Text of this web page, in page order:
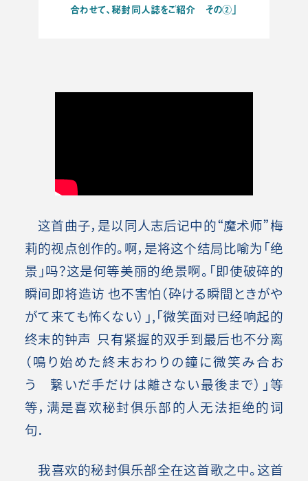
合わせて、秘封同人誌をご紹介 その②」
这首曲子，是以同人志后记中的“魔术师”梅
莉的视点创作的。啊，是将这个结局比喻为「绝
景」吗？这是何等美丽的绝景啊。「即使破碎的
瞬间即将造访 也不害怕（砕ける瞬間ときがや
がて来ても怖くない）」,「微笑面对已经响起的
终末的钟声 只有紧握的双手到最后也不分离
（鳴り始めた終末おわりの鐘に微笑み合お
う 繋いだ手だけは離さない最後まで）」等
等，满是喜欢秘封俱乐部的人无法拒绝的词
句．
我喜欢的秘封俱乐部全在这首歌之中。这首